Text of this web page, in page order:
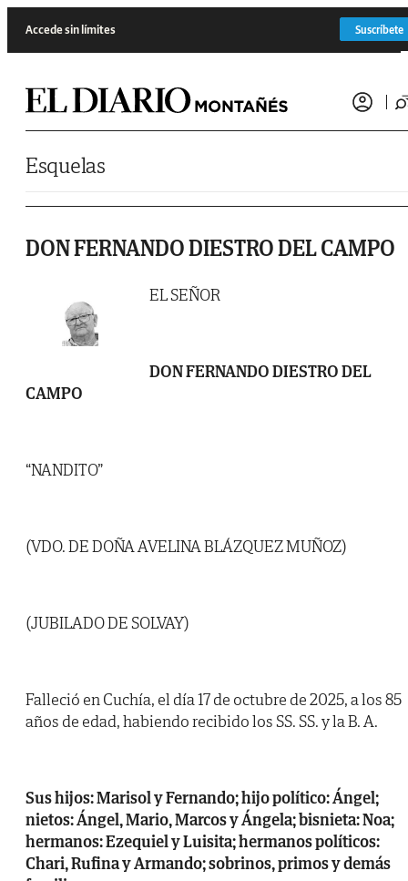
Accede sin límites Suscríbete
Esquelas
DON FERNANDO DIESTRO DEL CAMPO
EL SEÑOR
DON FERNANDO DIESTRO DEL
CAMPO
“NANDITO”
(VDO. DE DOÑA AVELINA BLÁZQUEZ MUÑOZ)
(JUBILADO DE SOLVAY)
Falleció en Cuchía, el día 17 de octubre de 2025, a los 85
años de edad, habiendo recibido los SS. SS. y la B. A.
Sus hijos: Marisol y Fernando; hijo político: Ángel;
nietos: Ángel, Mario, Marcos y Ángela; bisnieta: Noa;
hermanos: Ezequiel y Luisita; hermanos políticos:
Chari, Rufina y Armando; sobrinos, primos y demás